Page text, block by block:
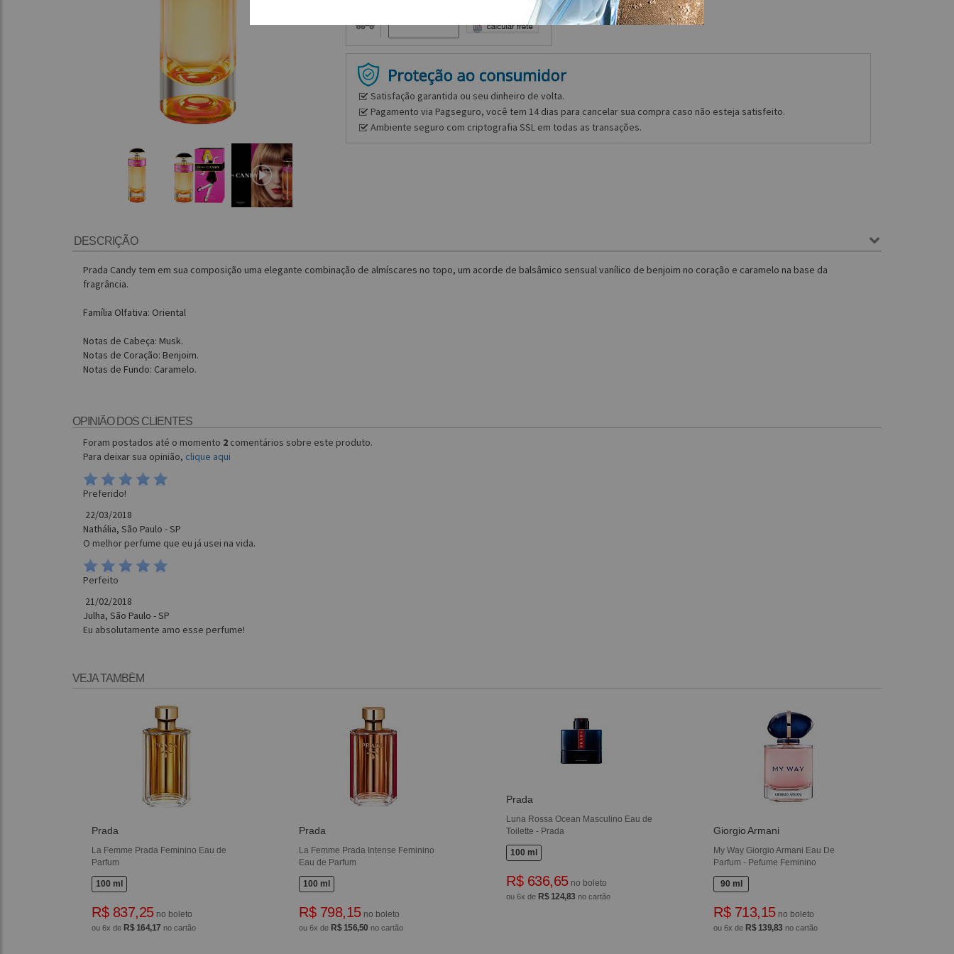
Satisfação garantida ou seu dinheiro de volta.
Pagamento via Pagseguro, você tem 14 dias para cancelar sua compra caso não esteja satisfeito.
Ambiente seguro com criptografia SSL em todas as transações.
DESCRIÇÃO
Prada Candy tem em sua composição uma elegante combinação de almíscares no topo, um acorde de balsâmico sensual vanílico de benjoim no coração e caramelo na base da
fragrância.
Família Olfativa: Oriental
Notas de Cabeça: Musk.
Notas de Coração: Benjoim.
Notas de Fundo: Caramelo.
OPINIÃO DOS CLIENTES
Foram postados até o momento 2 comentários sobre este produto.
Para deixar sua opinião, clique aqui
Preferido!
22/03/2018
Nathália, São Paulo - SP
O melhor perfume que eu já usei na vida.
Perfeito
21/02/2018
Julha, São Paulo - SP
Eu absolutamente amo esse perfume!
VEJA TAMBÉM
Prada
La Femme Prada Feminino Eau de
Parfum
100 ml
R$ 837,25no boleto
ou 6x de R$ 164,17 no cartão
Prada
La Femme Prada Intense Feminino
Eau de Parfum
100 ml
R$ 798,15no boleto
ou 6x de R$ 156,50 no cartão
Prada
Luna Rossa Ocean Masculino Eau de
Toilette - Prada
100 ml
R$ 636,65no boleto
ou 6x de R$ 124,83 no cartão
Giorgio Armani
My Way Giorgio Armani Eau De
Parfum - Pefume Feminino
90 ml
R$ 713,15no boleto
ou 6x de R$ 139,83 no cartão